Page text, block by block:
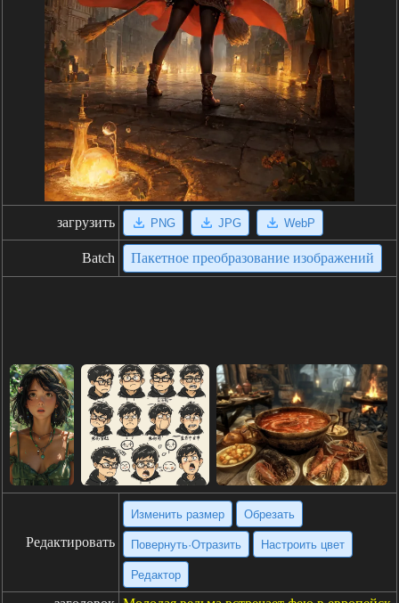
загрузить PNG JPG WebP
Batch Пакетное преобразование изображений
Редактировать
Изменить размер Обрезать
Повернуть·Отразить Настроить цвет
Редактор